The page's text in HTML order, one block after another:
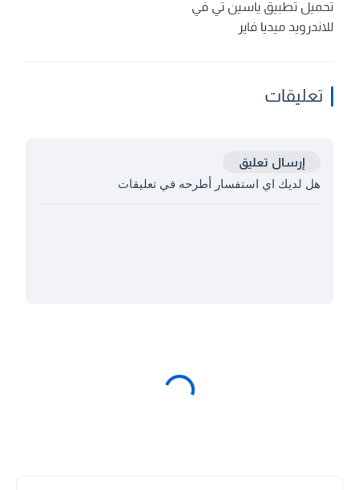
تحميل تطبيق ياسين تي في
للاندرويد ميديا فاير
تعليقات
إرسال تعليق
هل لديك اي استفسار أطرحه في تعليقات